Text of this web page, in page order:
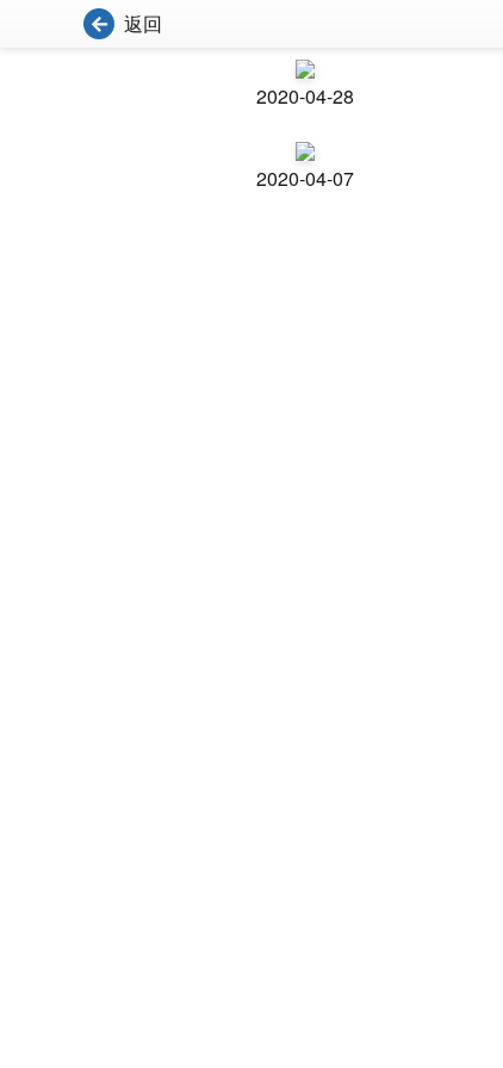
返回
2020-04-28
2020-04-07